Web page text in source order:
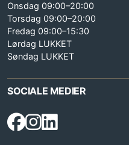
Onsdag 09:00–20:00
Torsdag 09:00–20:00
Fredag 09:00–15:30
Lørdag LUKKET
Søndag LUKKET
SOCIALE MEDIER